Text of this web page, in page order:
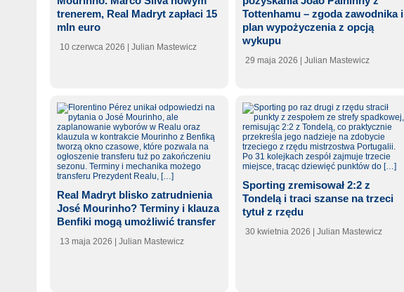
trenerem, Real Madryt zapłaci 15
mln euro
10 czerwca 2026 | Julian Mastewicz
Tottenhamu – zgoda zawodnika i
plan wypożyczenia z opcją
wykupu
29 maja 2026 | Julian Mastewicz
Real Madryt blisko zatrudnienia
José Mourinho? Terminy i klauza
Benfiki mogą umożliwić transfer
13 maja 2026 | Julian Mastewicz
Sporting zremisował 2:2 z
Tondelą i traci szanse na trzeci
tytuł z rzędu
30 kwietnia 2026 | Julian Mastewicz